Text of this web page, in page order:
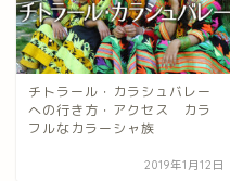
チトラール・カラシュバレー
への行き方・アクセス カラ
フルなカラーシャ族
2019年1月12日